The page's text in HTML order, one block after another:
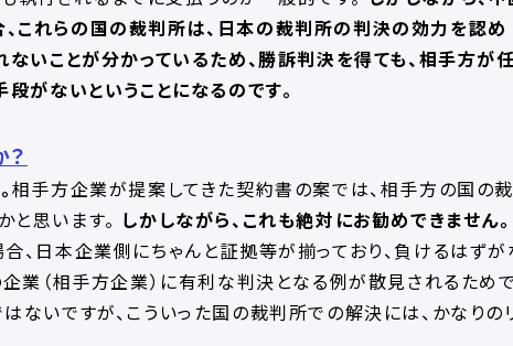
これらの国の裁判所は、日本の裁判所の判決の効力を認め
いことが分かっているため、勝訴判決を得ても、相手方が任
がないということになるのです。
相手方企業が提案してきた契約書の案では、相手方の国の裁
思います。 しかしながら、これも絶対にお勧めできません。
、日本企業側にちゃんと証拠等が揃っており、負けるはずが
企業（相手方企業）に有利な判決となる例が散見されるためで
ないですが、こういった国の裁判所での解決には、かなりの